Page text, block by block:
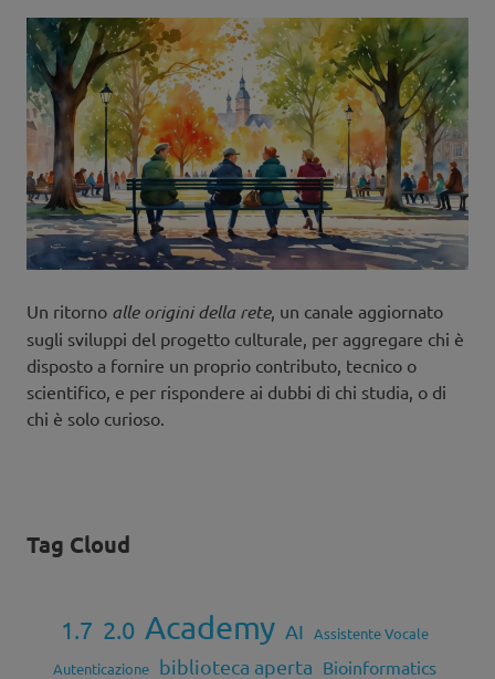
Un ritorno alle origini della rete, un canale aggiornato
sugli sviluppi del progetto culturale, per aggregare chi è
disposto a fornire un proprio contributo, tecnico o
scientifico, e per rispondere ai dubbi di chi studia, o di
chi è solo curioso.
Tag Cloud
1.7 2.0 Academy AI Assistente Vocale
Autenticazione biblioteca aperta Bioinformatics